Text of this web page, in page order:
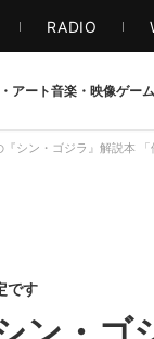
RADIO
アート音楽・映像ゲーム
シン・ゴジラ』解説本
です